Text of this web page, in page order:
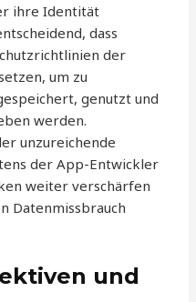
ihre Identität
dass
der
um zu
genutzt und
werden.
unzureichende
der App-Entwickler
weiter verschärfen
Datenmissbrauch
und